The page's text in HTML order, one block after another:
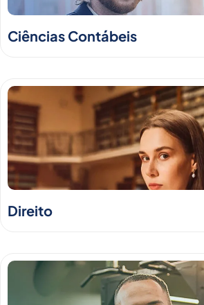
Ciências Contábeis
Direito